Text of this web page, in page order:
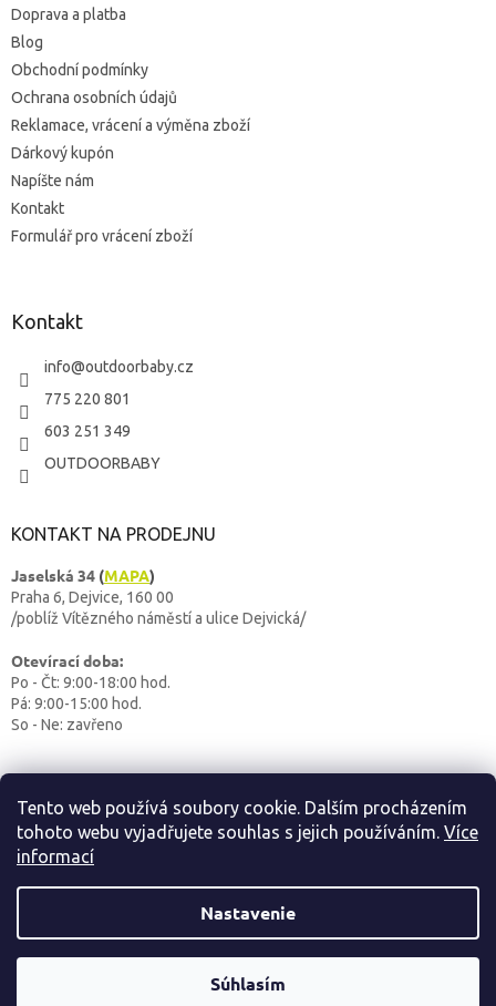
Tento web používá soubory cookie. Dalším procházením
tohoto webu vyjadřujete souhlas s jejich používáním. Více
informací
Nastavenie
Súhlasím
Doprava a platba
Blog
Obchodní podmínky
Ochrana osobních údajů
Reklamace, vrácení a výměna zboží
Dárkový kupón
Napíšte nám
Kontakt
Formulář pro vrácení zboží
Kontakt
info@outdoorbaby.cz
775 220 801
603 251 349
OUTDOORBABY
KONTAKT NA PRODEJNU
Jaselská 34 (MAPA)
Praha 6, Dejvice, 160 00
/poblíž Vítězného náměstí a ulice Dejvická/
Otevírací doba:
Po - Čt: 9:00-18:00 hod.
Pá: 9:00-15:00 hod.
So - Ne: zavřeno
Copyright 2026OUTDOORBABY. Všetky práva vyhradené.